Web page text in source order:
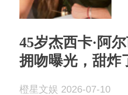
45岁杰西卡·阿
拥吻曝光，甜炸
橙星文娱 2026-07-10